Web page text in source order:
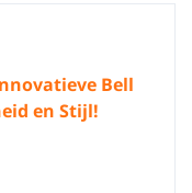
Bell
en Stijl!